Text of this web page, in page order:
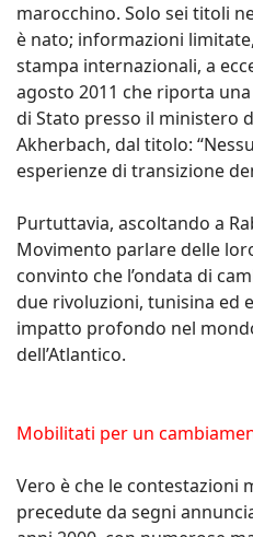
marocchino. Solo sei titoli
è nato; informazioni
stampa internazionali, a
agosto 2011 che riporta
di Stato presso il ministero
Akherbach, dal titolo:
esperienze di transizione
Purtuttavia, ascoltando a
Movimento parlare delle
convinto che l’ondata di
due rivoluzioni, tunisina ed
impatto profondo nel
dell’Atlantico.
Mobilitati per un
Vero è che le contestazioni
precedute da segni